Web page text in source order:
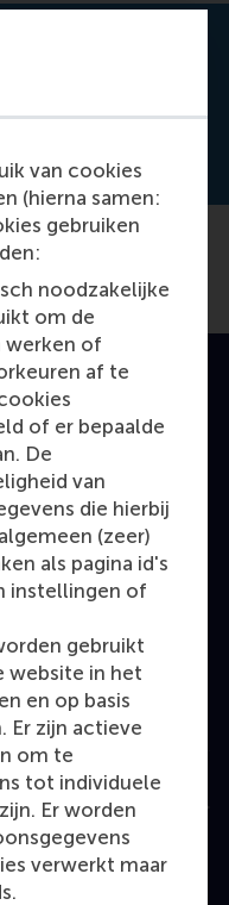
van cookies
(hierna samen:
gebruiken
noodzakelijke
om de
werken of
af te
of er bepaalde
De
van
die hierbij
(zeer)
als pagina id's
instellingen of
gebruikt
website in het
en op basis
Er zijn actieve
om te
tot individuele
Er worden
verwerkt maar